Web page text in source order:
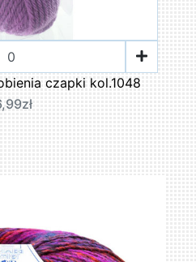
czapki kol.1048